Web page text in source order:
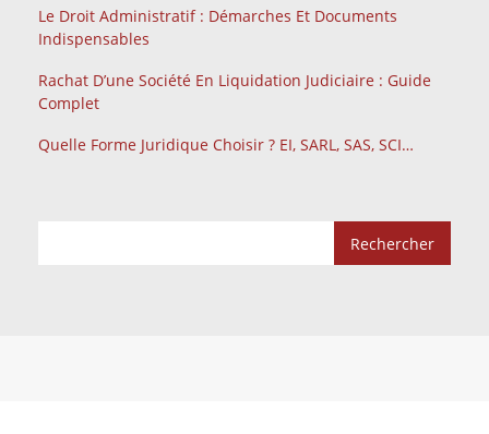
Le Droit Administratif : Démarches Et Documents
Indispensables
Rachat D’une Société En Liquidation Judiciaire : Guide
Complet
Quelle Forme Juridique Choisir ? EI, SARL, SAS, SCI…